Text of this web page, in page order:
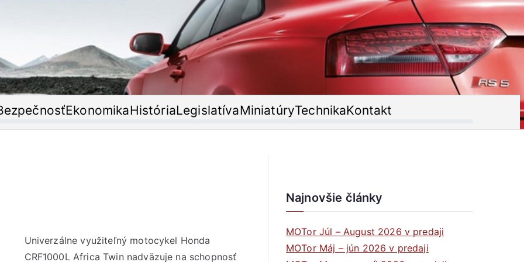
časopis
EkonomikaHistóriaLegislatívaMiniatúryTechnikaKontakt
Univerzálne využiteľný motocykel Honda
CRF1000L Africa Twin nadväzuje na schopnosť
Najnovšie články
MOTor Júl – August 2026 v predaji
MOTor Máj – jún 2026 v predaji